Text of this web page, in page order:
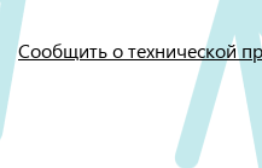
Сообщить о технической